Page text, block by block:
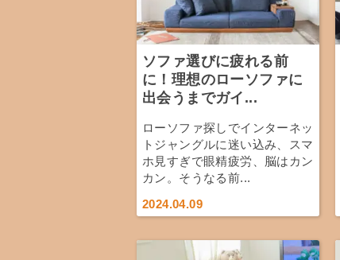
ソファ選びに疲れる前
に！理想のローソファに
出会うまでガイ...
ローソファ探しでインターネッ
トジャングルに迷い込み、スマ
ホ見すぎで眼精疲労、脳はカン
カン。そうなる前...
2024.04.09